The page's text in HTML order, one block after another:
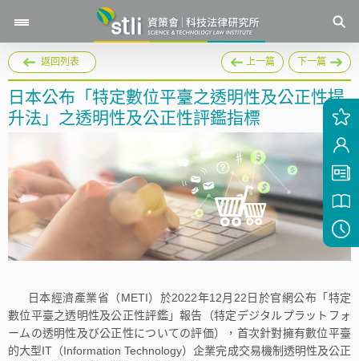
返回列表 上一篇 下一篇
日本公布「特定數位平臺之透明性及公正性提
升法」之透明性及公正性評鑑指標
日本經濟產業省（METI）於2022年12月22日於官網公布「特定
數位平臺之透明性及公正性評鑑」報告（特定デジタルプラットフォ
ームの透明性及び公正性についての評価），首次針對擁有數位平臺
的大型IT（Information Technology）企業完成交易機制透明性及公正